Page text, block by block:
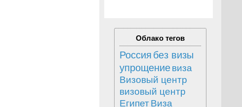
Облако тегов
Россия без визы
упрощениевиза
Визовый центр
визовый центр
ЕгипетВиза